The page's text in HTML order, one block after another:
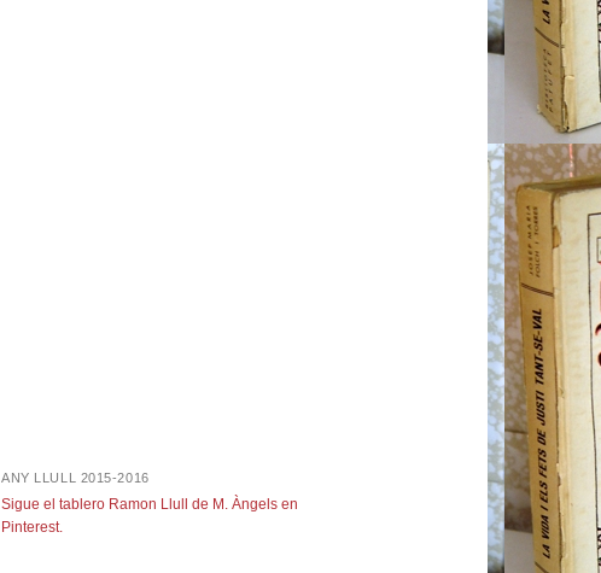
ANY LLULL 2015-2016
Sigue el tablero Ramon Llull de M. Àngels en
Pinterest.